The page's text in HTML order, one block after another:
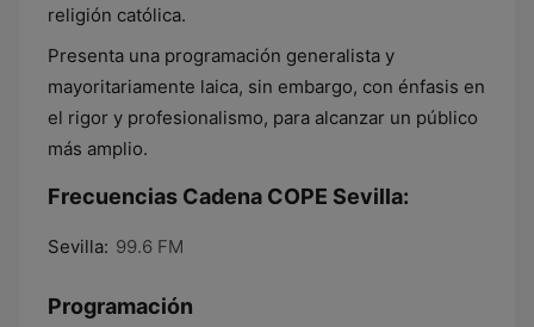
religión católica.
Presenta una programación generalista y
mayoritariamente laica, sin embargo, con énfasis en
el rigor y profesionalismo, para alcanzar un público
más amplio.
Frecuencias Cadena COPE Sevilla:
Sevilla: 99.6 FM
Programación